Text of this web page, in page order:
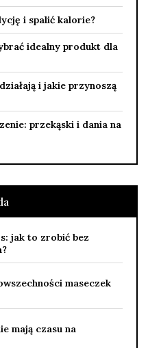
i spalić kalorie?
idealny produkt dla
i jakie przynoszą
przekąski i dania na
jak to zrobić bez
maseczek
mają czasu na